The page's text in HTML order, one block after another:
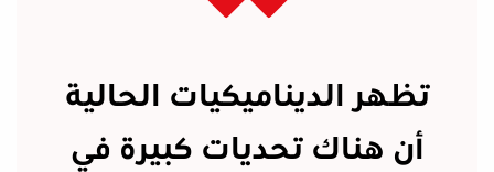
تظهر الديناميكيات الحالية
أن هناك تحديات كبيرة في